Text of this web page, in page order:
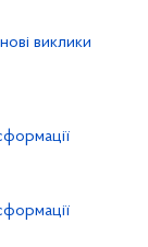
виклики